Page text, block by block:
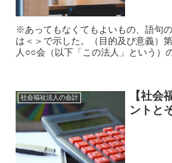
※あってもなくてもよいもの、語句
は＜＞で示した。（目的及び意義）
人○○会（以下「この法人」という）
社会福祉法人の会計
【社会
ントと